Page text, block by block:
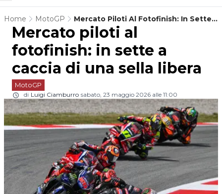
Home MotoGP
Mercato Piloti Al Fotofinish: In Sette
A Caccia Di Una Sella Libera
Mercato piloti al
fotofinish: in sette a
caccia di una sella libera
MotoGP
di Luigi Ciamburro sabato, 23 maggio 2026 alle 11:00